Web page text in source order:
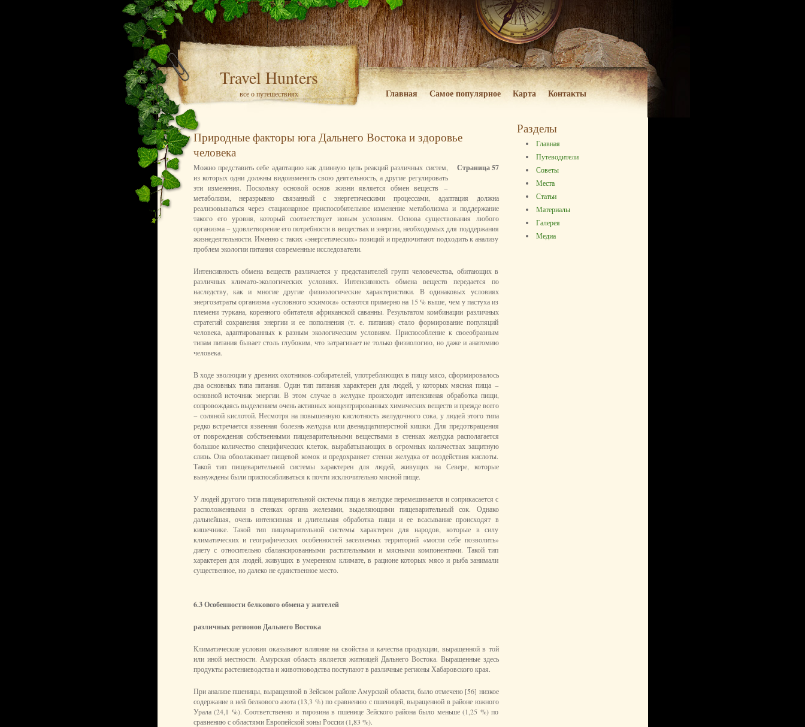
Travel Hunters
все о путешествиях Главная Самое популярное Карта Контакты
Природные факторы юга Дальнего Востока и здоровье
человека
Страница 57
Можно представить себе адаптацию как длинную цепь реакций различных систем,
из которых одни должны видоизменять свою деятельность, а другие регулировать
эти изменения. Поскольку основой основ жизни является обмен веществ −
метаболизм, неразрывно связанный с энергетическими процессами, адаптация должна
реализовываться через стационарное приспособительное изменение метаболизма и поддержание
такого его уровня, который соответствует новым условиям. Основа существования любого
организма − удовлетворение его потребности в веществах и энергии, необходимых для поддержания
жизнедеятельности. Именно с таких «энергетических» позиций и предпочитают подходить к анализу
проблем экологии питания современные исследователи.
Интенсивность обмена веществ различается у представителей групп человечества, обитающих в
различных климато-экологических условиях. Интенсивность обмена веществ передается по
наследству, как и многие другие физиологические характеристики. В одинаковых условиях
энергозатраты организма «условного эскимоса» остаются примерно на 15 % выше, чем у пастуха из
племени туркана, коренного обитателя африканской саванны. Результатом комбинации различных
стратегий сохранения энергии и ее пополнения (т. е. питания) стало формирование популяций
человека, адаптированных к разным экологическим условиям. Приспособление к своеобразным
типам питания бывает столь глубоким, что затрагивает не только физиологию, но даже и анатомию
человека.
В ходе эволюции у древних охотников-собирателей, употребляющих в пищу мясо, сформировалось
два основных типа питания. Один тип питания характерен для людей, у которых мясная пища −
основной источник энергии. В этом случае в желудке происходит интенсивная обработка пищи,
сопровождаясь выделением очень активных концентрированных химических веществ и прежде всего
− соляной кислотой. Несмотря на повышенную кислотность желудочного сока, у людей этого типа
редко встречается язвенная болезнь желудка или двенадцатиперстной кишки. Для предотвращения
от повреждения собственными пищеварительными веществами в стенках желудка располагается
большое количество специфических клеток, вырабатывающих в огромных количествах защитную
слизь. Она обволакивает пищевой комок и предохраняет стенки желудка от воздействия кислоты.
Такой тип пищеварительной системы характерен для людей, живущих на Севере, которые
вынуждены были приспосабливаться к почти исключительно мясной пище.
У людей другого типа пищеварительной системы пища в желудке перемешивается и соприкасается с
расположенными в стенках органа железами, выделяющими пищеварительный сок. Однако
дальнейшая, очень интенсивная и длительная обработка пищи и ее всасывание происходят в
кишечнике. Такой тип пищеварительной системы характерен для народов, которые в силу
климатических и географических особенностей заселяемых территорий «могли себе позволить»
диету с относительно сбалансированными растительными и мясными компонентами. Такой тип
характерен для людей, живущих в умеренном климате, в рационе которых мясо и рыба занимали
существенное, но далеко не единственное место.
6.3 Особенности белкового обмена у жителей
различных регионов Дальнего Востока
Климатические условия оказывают влияние на свойства и качества продукции, выращенной в той
или иной местности. Амурская область является житницей Дальнего Востока. Выращенные здесь
продукты растениеводства и животноводства поступают в различные регионы Хабаровского края.
При анализе пшеницы, выращенной в Зейском районе Амурской области, было отмечено [56] низкое
содержание в ней белкового азота (13,3 %) по сравнению с пшеницей, выращенной в районе южного
Урала (24,1 %). Соответственно и тирозина в пшенице Зейского района было меньше (1,25 %) по
сравнению с областями Европейской зоны России (1,83 %).
Разделы
Главная
Путеводители
Советы
Места
Статьи
Материалы
Галерея
Медиа